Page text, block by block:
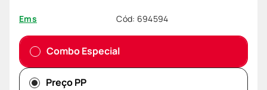
Ems Cód: 694594
Combo Especial
Preço PP